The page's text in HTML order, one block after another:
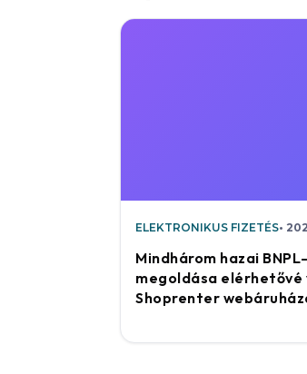
ELEKTRONIKUS FIZETÉS
Mindhárom hazai
megoldása elérhetővé
Shoprenter